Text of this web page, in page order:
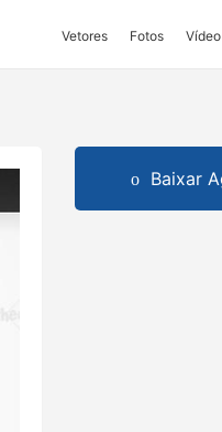
Vetores Fotos Vídeo
Baixar